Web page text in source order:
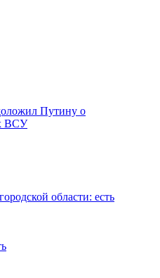
Путину о
ВСУ
области: есть